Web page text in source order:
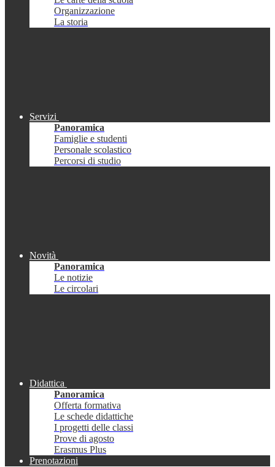
Organizzazione
La storia
Servizi
Panoramica
Famiglie e studenti
Personale scolastico
Percorsi di studio
Novità
Panoramica
Le notizie
Le circolari
Didattica
Panoramica
Offerta formativa
Le schede didattiche
I progetti delle classi
Prove di agosto
Erasmus Plus
Prenotazioni